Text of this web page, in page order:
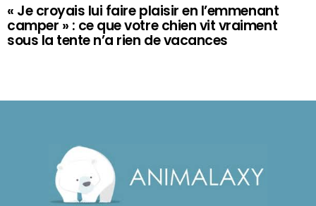
« Je croyais lui faire plaisir en l’emmenant
camper » : ce que votre chien vit vraiment
sous la tente n’a rien de vacances